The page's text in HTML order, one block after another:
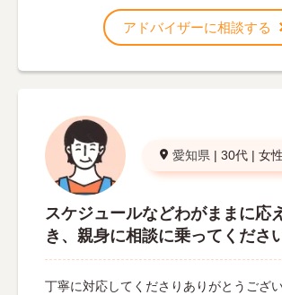
アドバイザーに相談する
愛知県 | 30代 | 女性
スケジュールなどわがままに応
き、親身に相談に乗ってくださ
丁寧に対応してくださりありがとうござい